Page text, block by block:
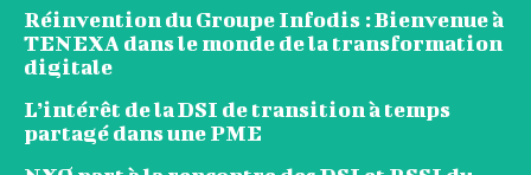
Réinvention du Groupe Infodis : Bienvenue à
TENEXA dans le monde de la transformation
digitale
L’intérêt de la DSI de transition à temps
partagé dans une PME